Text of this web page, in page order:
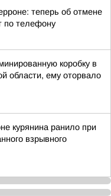
теперь об отмене
по телефону
коробку в
области, ему оторвало
курянина ранило при
взрывного